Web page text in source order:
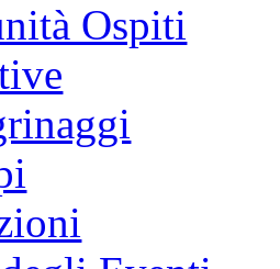
Ospiti